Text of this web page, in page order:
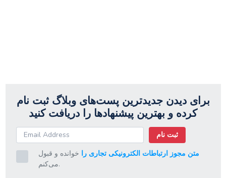
برای دیدن جدیدترین پست‌های وبلاگ ثبت نام
کرده و بهترین پیشنهادها را دریافت کنید
ثبت نام
متن مجوز ارتباطات الکترونیکی تجاری را خوانده و قبول
می‌کنم.